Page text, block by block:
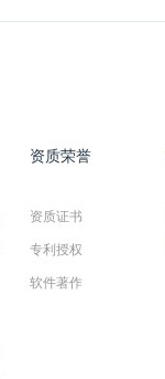
资质荣誉
资质证书
专利授权
软件著作